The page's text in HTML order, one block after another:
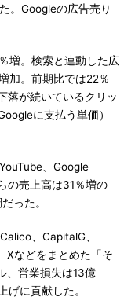
。Googleの広告売り
増。検索と連動した広
加。前期比では22％
落が続いているクリッ
に支払う単価）
、Google
の売上高は31％増の
った。
、CapitalG、
Xなどをまとめた「そ
、営業損失は13億
げに貢献した。